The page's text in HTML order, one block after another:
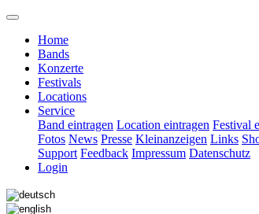
Home
Bands
Konzerte
Festivals
Locations
Service
Band eintragen Location eintragen Festival
Fotos News Presse Kleinanzeigen Links
Support Feedback Impressum Datenschutz
Login